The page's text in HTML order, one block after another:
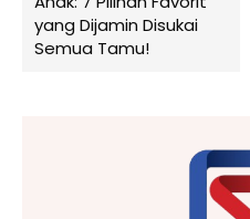
yang Dijamin Disukai
Semua Tamu!